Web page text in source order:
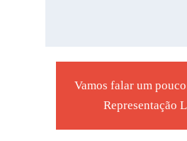
Vamos falar um
Representação